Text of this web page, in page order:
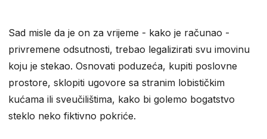
Sad misle da je on za vrijeme - kako je računao -
privremene odsutnosti, trebao legalizirati svu imovinu
koju je stekao. Osnovati poduzeća, kupiti poslovne
prostore, sklopiti ugovore sa stranim lobističkim
kućama ili sveučilištima, kako bi golemo bogatstvo
steklo neko fiktivno pokriće.